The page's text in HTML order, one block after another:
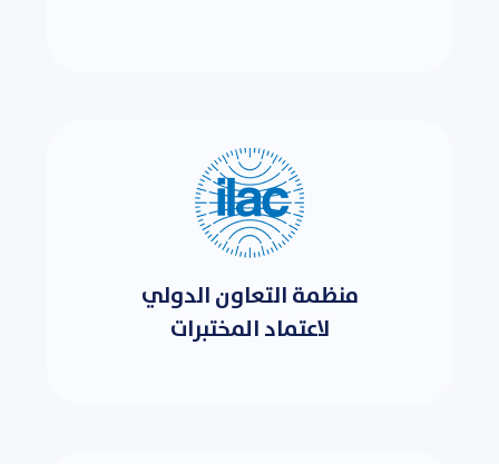
منظمة التعاون الدولي
لاعتماد المختبرات